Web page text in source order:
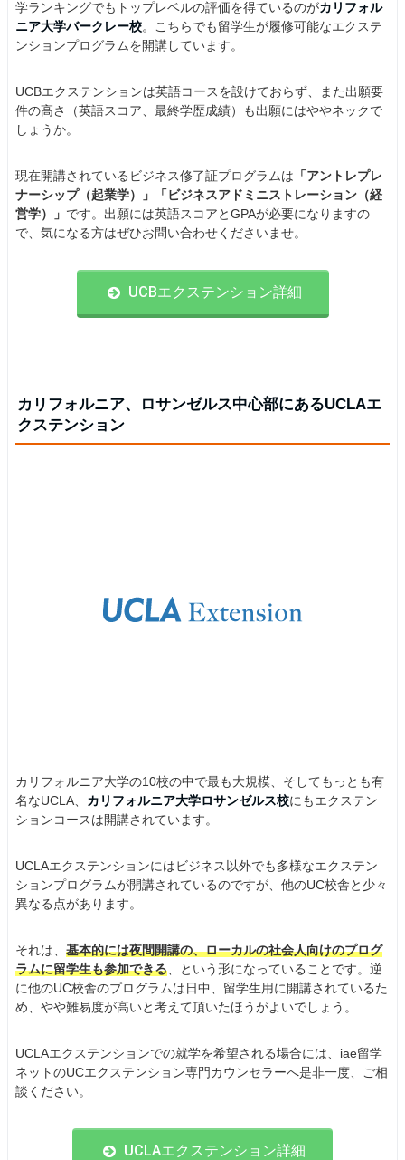
学ランキングでもトップレベルの評価を得ているのがカリフォル
ニア大学バークレー校。こちらでも留学生が履修可能なエクステ
ンションプログラムを開講しています。
UCBエクステンションは英語コースを設けておらず、また出願要
件の高さ（英語スコア、最終学歴成績）も出願にはややネックで
しょうか。
現在開講されているビジネス修了証プログラムは 「アントレプレ
ナーシップ（起業学）」「ビジネスアドミニストレーション（経
営学）」 です。出願には英語スコアとGPAが必要になりますの
で、気になる方はぜひお問い合わせくださいませ。
UCBエクステンション詳細
カリフォルニア、ロサンゼルス中心部にあるUCLAエ
クステンション
カリフォルニア大学の10校の中で最も大規模、そしてもっとも有
名なUCLA、 カリフォルニア大学ロサンゼルス校にもエクステン
ションコースは開講されています。
UCLAエクステンションにはビジネス以外でも多様なエクステン
ションプログラムが開講されているのですが、他のUC校舎と少々
異なる点があります。
それは、 基本的には夜間開講の、ローカルの社会人向けのプログ
ラムに留学生も参加できる、という形になっていることです。逆
に他のUC校舎のプログラムは日中、留学生用に開講されているた
め、やや難易度が高いと考えて頂いたほうがよいでしょう。
UCLAエクステンションでの就学を希望される場合には、iae留学
ネットのUCエクステンション専門カウンセラーへ是非一度、ご相
談ください。
UCLAエクステンション詳細